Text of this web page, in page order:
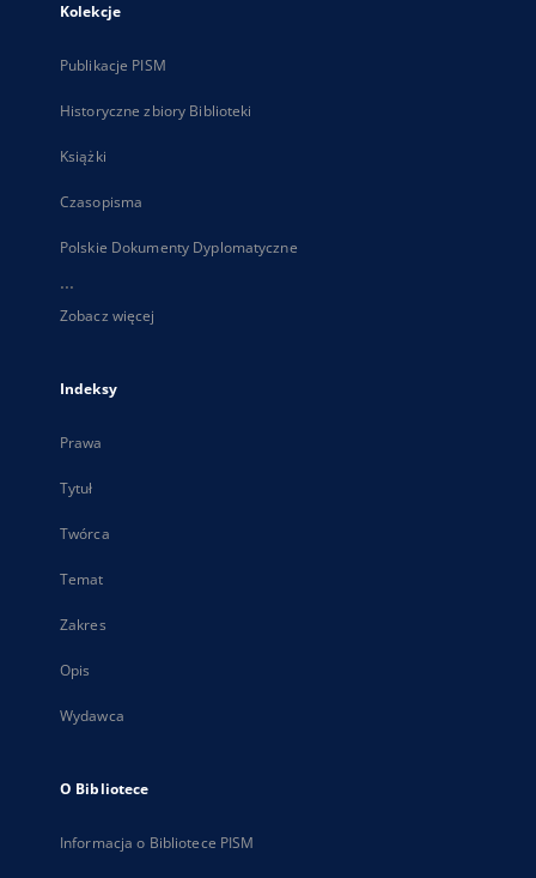
Kolekcje
Publikacje PISM
Historyczne zbiory Biblioteki
Książki
Czasopisma
Polskie Dokumenty Dyplomatyczne
...
Zobacz więcej
Indeksy
Prawa
Tytuł
Twórca
Temat
Zakres
Opis
Wydawca
O Bibliotece
Informacja o Bibliotece PISM